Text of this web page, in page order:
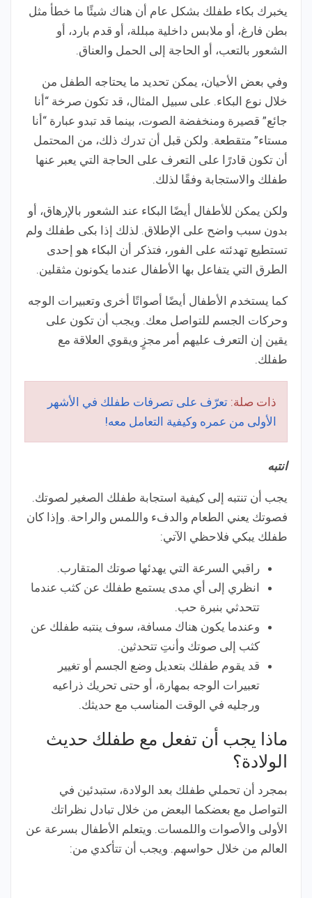
يخبرك بكاء طفلك بشكل عام أن هناك شيئًا ما خطأ مثل
بطن فارغ، أو ملابس داخلية مبللة، أو قدم بارد، أو
الشعور بالتعب، أو الحاجة إلى الحمل والعناق.
وفي بعض الأحيان، يمكن تحديد ما يحتاجه الطفل من
خلال نوع البكاء. على سبيل المثال، قد تكون صرخة “أنا
جائع” قصيرة ومنخفضة الصوت، بينما قد تبدو عبارة “أنا
مستاء” متقطعة. ولكن قبل أن تدرك ذلك، من المحتمل
أن تكون قادرًا على التعرف على الحاجة التي يعبر عنها
طفلك والاستجابة وفقًا لذلك.
ولكن يمكن للأطفال أيضًا البكاء عند الشعور بالإرهاق، أو
بدون سبب واضح على الإطلاق. لذلك إذا بكى طفلك ولم
تستطيع تهدئته على الفور، فتذكر أن البكاء هو إحدى
الطرق التي يتفاعل بها الأطفال عندما يكونون مثقلين.
كما يستخدم الأطفال أيضًا أصواتًا أخرى وتعبيرات الوجه
وحركات الجسم للتواصل معك. ويجب أن تكون على
يقين إن التعرف عليهم أمر مجزٍ ويقوي العلاقة مع
طفلك.
ذات صلة: تعرّف على تصرفات طفلك في الأشهر
الأولى من عمره وكيفية التعامل معه!
انتبه
يجب أن تنتبه إلى كيفية استجابة طفلك الصغير لصوتك.
فصوتك يعني الطعام والدفء واللمس والراحة. وإذا كان
طفلك يبكي فلاحظي الآتي:
راقبي السرعة التي يهدئها صوتك المتقارب.
انظري إلى أي مدى يستمع طفلك عن كثب عندما
تتحدثي بنبرة حب.
وعندما يكون هناك مسافة، سوف ينتبه طفلك عن
كثب إلى صوتك وأنتِ تتحدثين.
قد يقوم طفلك بتعديل وضع الجسم أو تغيير
تعبيرات الوجه بمهارة، أو حتى تحريك ذراعيه
ورجليه في الوقت المناسب مع حديثك.
ماذا يجب أن تفعل مع طفلك حديث
الولادة؟
بمجرد أن تحملي طفلك بعد الولادة، ستبدئين في
التواصل مع بعضكما البعض من خلال تبادل نظراتك
الأولى والأصوات واللمسات. ويتعلم الأطفال بسرعة عن
العالم من خلال حواسهم. ويجب أن تتأكدي من: